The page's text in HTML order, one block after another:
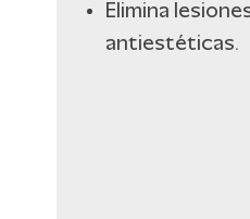
Elimina
antiestéticas.